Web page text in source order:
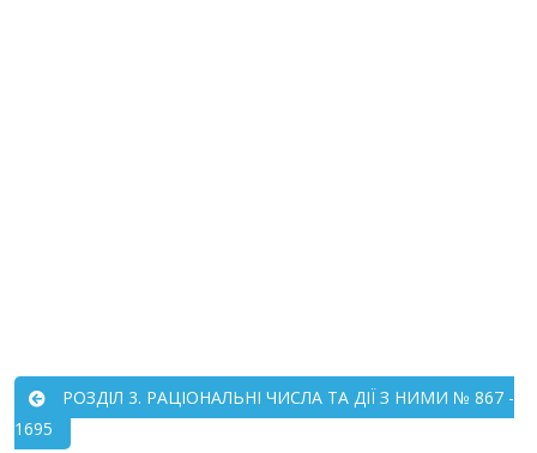
РОЗДIЛ 3. РАЦІОНАЛЬНІ ЧИСЛА ТА ДІЇ З НИМИ № 867 -
1695